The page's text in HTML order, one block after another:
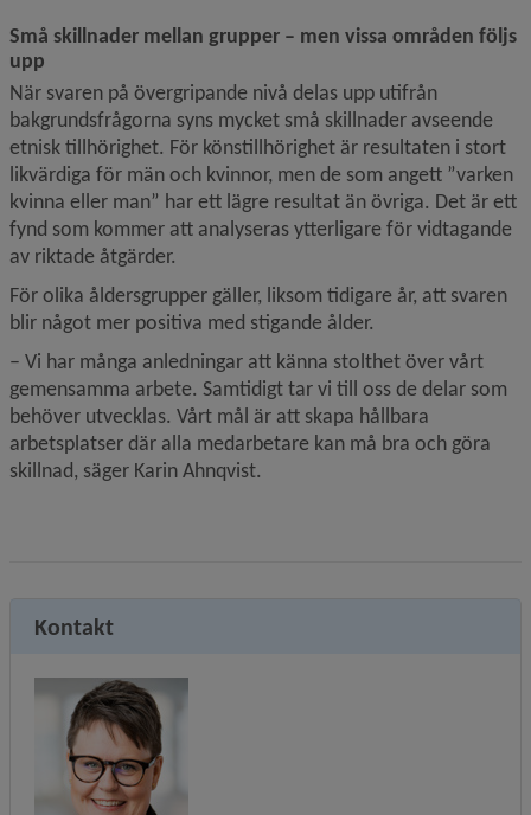
Små skillnader mellan grupper – men vissa områden följs
upp
När svaren på övergripande nivå delas upp utifrån
bakgrundsfrågorna syns mycket små skillnader avseende
etnisk tillhörighet. För könstillhörighet är resultaten i stort
likvärdiga för män och kvinnor, men de som angett ”varken
kvinna eller man” har ett lägre resultat än övriga. Det är ett
fynd som kommer att analyseras ytterligare för vidtagande
av riktade åtgärder.
För olika åldersgrupper gäller, liksom tidigare år, att svaren
blir något mer positiva med stigande ålder.
– Vi har många anledningar att känna stolthet över vårt
gemensamma arbete. Samtidigt tar vi till oss de delar som
behöver utvecklas. Vårt mål är att skapa hållbara
arbetsplatser där alla medarbetare kan må bra och göra
skillnad, säger Karin Ahnqvist.
Kontakt